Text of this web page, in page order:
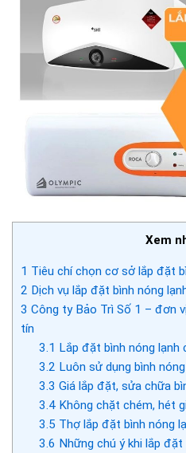
Xem
1 Tiêu chí chọn cơ sở lắp đặt
2 Dịch vụ lắp đặt bình nóng
3 Công ty Bảo Trì Số 1 – đơn
tín
3.1 Lắp đặt bình nóng lạnh
3.2 Luôn sử dụng bình
3.3 Giá lắp đặt, sửa chữa
3.4Không chặt chém, hét
3.5 Thợ lắp đặt bình nóng
3.6 Những chú ý khi lắp